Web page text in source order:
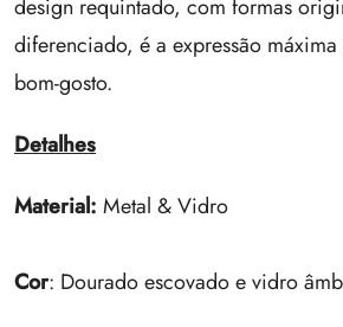
design requintado, com formas
diferenciado, é a expressão
bom-gosto.
Detalhes
Material: Metal & Vidro
Cor: Dourado escovado e vidro